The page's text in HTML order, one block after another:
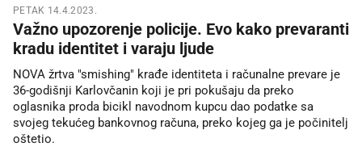
PETAK 14.4.2023.
Važno upozorenje policije. Evo kako prevaranti
kradu identitet i varaju ljude
NOVA žrtva "smishing" krađe identiteta i računalne prevare je
36-godišnji Karlovčanin koji je pri pokušaju da preko
oglasnika proda bicikl navodnom kupcu dao podatke sa
svojeg tekućeg bankovnog računa, preko kojeg ga je počinitelj
oštetio.